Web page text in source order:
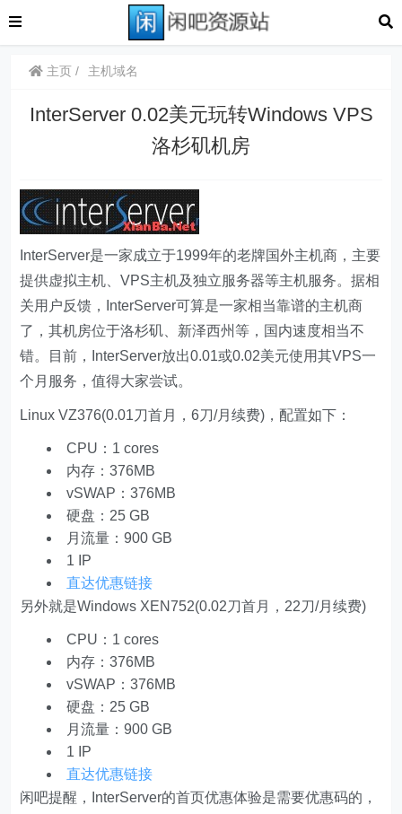
主页 主机域名
InterServer 0.02美元玩转Windows VPS
洛杉矶机房
InterServer是一家成立于1999年的老牌国外主机商，主要
提供虚拟主机、VPS主机及独立服务器等主机服务。据相
关用户反馈，InterServer可算是一家相当靠谱的主机商
了，其机房位于洛杉矶、新泽西州等，国内速度相当不
错。目前，InterServer放出0.01或0.02美元使用其VPS一
个月服务，值得大家尝试。
Linux VZ376(0.01刀首月，6刀/月续费)，配置如下：
CPU：1 cores
内存：376MB
vSWAP：376MB
硬盘：25 GB
月流量：900 GB
1 IP
直达优惠链接
另外就是Windows XEN752(0.02刀首月，22刀/月续费)
CPU：1 cores
内存：376MB
vSWAP：376MB
硬盘：25 GB
月流量：900 GB
1 IP
直达优惠链接
闲吧提醒，InterServer的首页优惠体验是需要优惠码的，